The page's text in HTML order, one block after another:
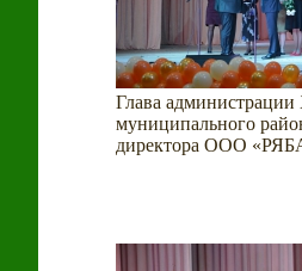
Глава администрации
муниципального
директора ООО